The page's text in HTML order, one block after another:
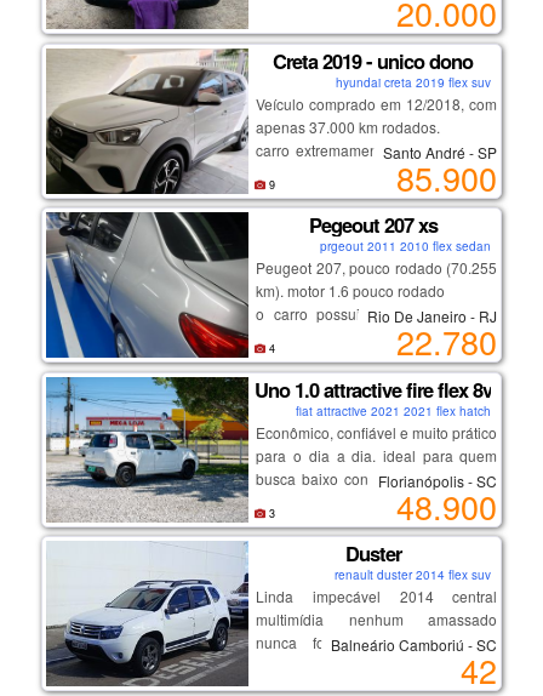
local de trabalho na ilha de santa
maria.
km original, pneus em bom estado,
funcionando.
com troca recente da bateria, tanque
e limpeza completa da carburação
20.000
Creta 2019 - unico dono
hyundai creta 2019 flex suv
Veículo comprado em 12/2018, com
apenas 37.000 km rodados.
carro extremamente bem cuidado e
100% original ,sem retoques de
pintura.
* 80% da quilometragem em estrada
tendo um baixo desgaste.
* rodagem macia, silenciosa e sem
ruídos
* estepe nunca utilizado
* manual + chave reserva
* multimídia com apple carplay e
android auto sem fio com camera de
ré
um carro diferenciado , para
pessoas exigentes.
Santo André - SP
85.900
9
Pegeout 207 xs
prgeout 2011 2010 flex sedan
Peugeot 207, pouco rodado (70.255
km). motor 1.6 pouco rodado
o carro possui ar condicionado e
vidros e travas elétricas.
além disso, está com ipva pago,
trazendo ainda mais tranquilidade
ao novo proprietário, carro de
garagem coberta, uso familiaar.
Rio De Janeiro - RJ
22.780
4
Uno 1.0 attractive fire flex 8v
fiat attractive 2021 2021 flex hatch
Econômico, confiável e muito prático
para o dia a dia. ideal para quem
busca baixo consumo, manutenção
💡 destaques:
motor 1.0 muito econômico
baixa quilometragem
ótimo custo-benefício
manutenção em dia
carro impecável, sem detalhes
Florianópolis - SC
48.900
3
Duster
renault duster 2014 flex suv
Linda impecável 2014 central
multimídia nenhum amassado
nunca foi batida lacrada nada
Balneário Camboriú - SC
42